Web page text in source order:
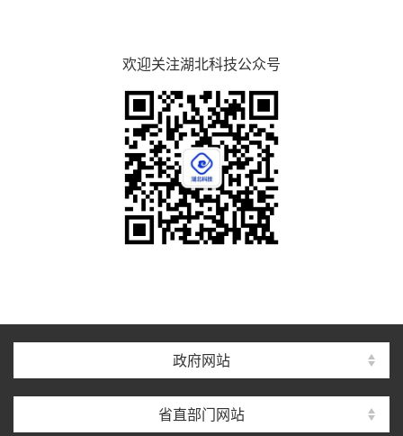
欢迎关注湖北科技公众号
政府网站
省直部门网站